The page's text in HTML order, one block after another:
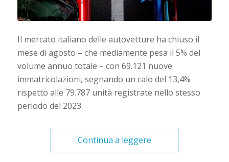
Il mercato italiano delle autovetture ha chiuso il
mese di agosto – che mediamente pesa il 5% del
volume annuo totale – con 69.121 nuove
immatricolazioni, segnando un calo del 13,4%
rispetto alle 79.787 unità registrate nello stesso
periodo del 2023
Continua a leggere